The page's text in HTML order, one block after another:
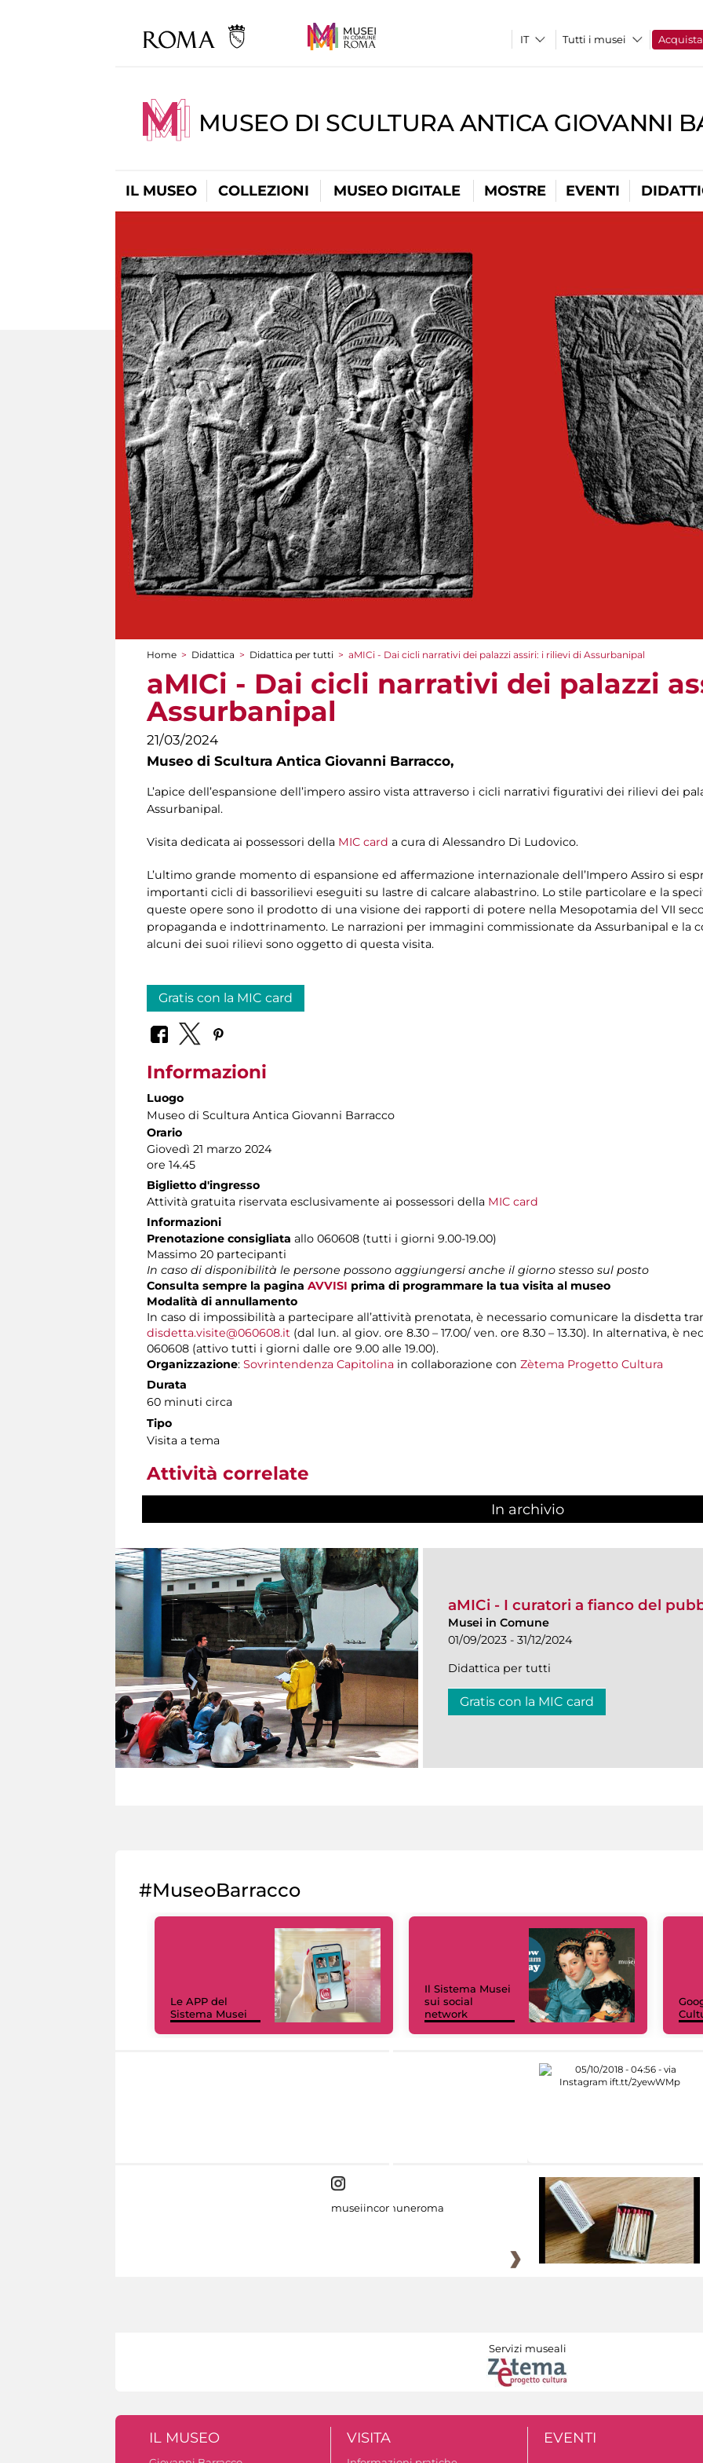
Tutti i musei Acquista
MUSEO DI SCULTURA ANTICA GIOVANNI
IL MUSEO COLLEZIONI MUSEO DIGITALE MOSTRE EVENTI
Tu sei qui
Home > Didattica > Didattica per tutti > aMICi - Dai cicli narrativi dei palazzi assiri: i rilievi di Assurbanipal
aMICi - Dai cicli narrativi dei palazzi
Assurbanipal
21/03/2024
Museo di Scultura Antica Giovanni Barracco,
L’apice dell’espansione dell’impero assiro vista attraverso i cicli narrativi figurativi dei rilievi dei
Assurbanipal.
Visita dedicata ai possessori della MIC card a cura di Alessandro Di Ludovico.
L’ultimo grande momento di espansione ed affermazione internazionale dell’Impero Assiro si
importanti cicli di bassorilievi eseguiti su lastre di calcare alabastrino. Lo stile particolare e la
queste opere sono il prodotto di una visione dei rapporti di potere nella Mesopotamia del VII
propaganda e indottrinamento. Le narrazioni per immagini commissionate da Assurbanipal e la
alcuni dei suoi rilievi sono oggetto di questa visita.
Gratis con la MIC card
Informazioni
Luogo
Museo di Scultura Antica Giovanni Barracco
Orario
Giovedì 21 marzo 2024
ore 14.45
Biglietto d'ingresso
Attività gratuita riservata esclusivamente ai possessori della MIC card
Informazioni
Prenotazione consigliata allo 060608 (tutti i giorni 9.00-19.00)
Massimo 20 partecipanti
In caso di disponibilità le persone possono aggiungersi anche il giorno stesso sul posto
Consulta sempre la pagina AVVISI prima di programmare la tua visita al museo
Modalità di annullamento
In caso di impossibilità a partecipare all’attività prenotata, è necessario comunicare la disdetta
disdetta.visite@060608.it (dal lun. al giov. ore 8.30 – 17.00/ ven. ore 8.30 – 13.30). In alternativa, è
060608 (attivo tutti i giorni dalle ore 9.00 alle 19.00).
Organizzazione: Sovrintendenza Capitolina in collaborazione con Zètema Progetto Cultura
Durata
60 minuti circa
Tipo
Visita a tema
Attività correlate
In archivio
aMICi - I curatori a fianco del
Musei in Comune
01/09/2023 - 31/12/2024
Didattica per tutti
Gratis con la MIC card
#MuseoBarracco
Le APP del
Sistema Musei
Il Sistema Musei
sui social
network
museiincomuneroma
Servizi museali
IL MUSEO VISITA EVENTI